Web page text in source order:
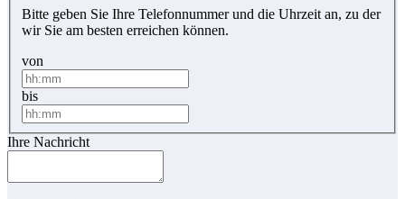
Bitte geben Sie Ihre Telefonnummer und die Uhrzeit an, zu der
wir Sie am besten erreichen können.
von
bis
Ihre Nachricht